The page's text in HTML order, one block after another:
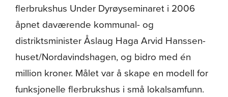
flerbrukshus Under Dyrøyseminaret i 2006
åpnet daværende kommunal- og
distriktsminister Åslaug Haga Arvid Hanssen-
huset/Nordavindshagen, og bidro med én
million kroner. Målet var å skape en modell for
funksjonelle flerbrukshus i små lokalsamfunn.